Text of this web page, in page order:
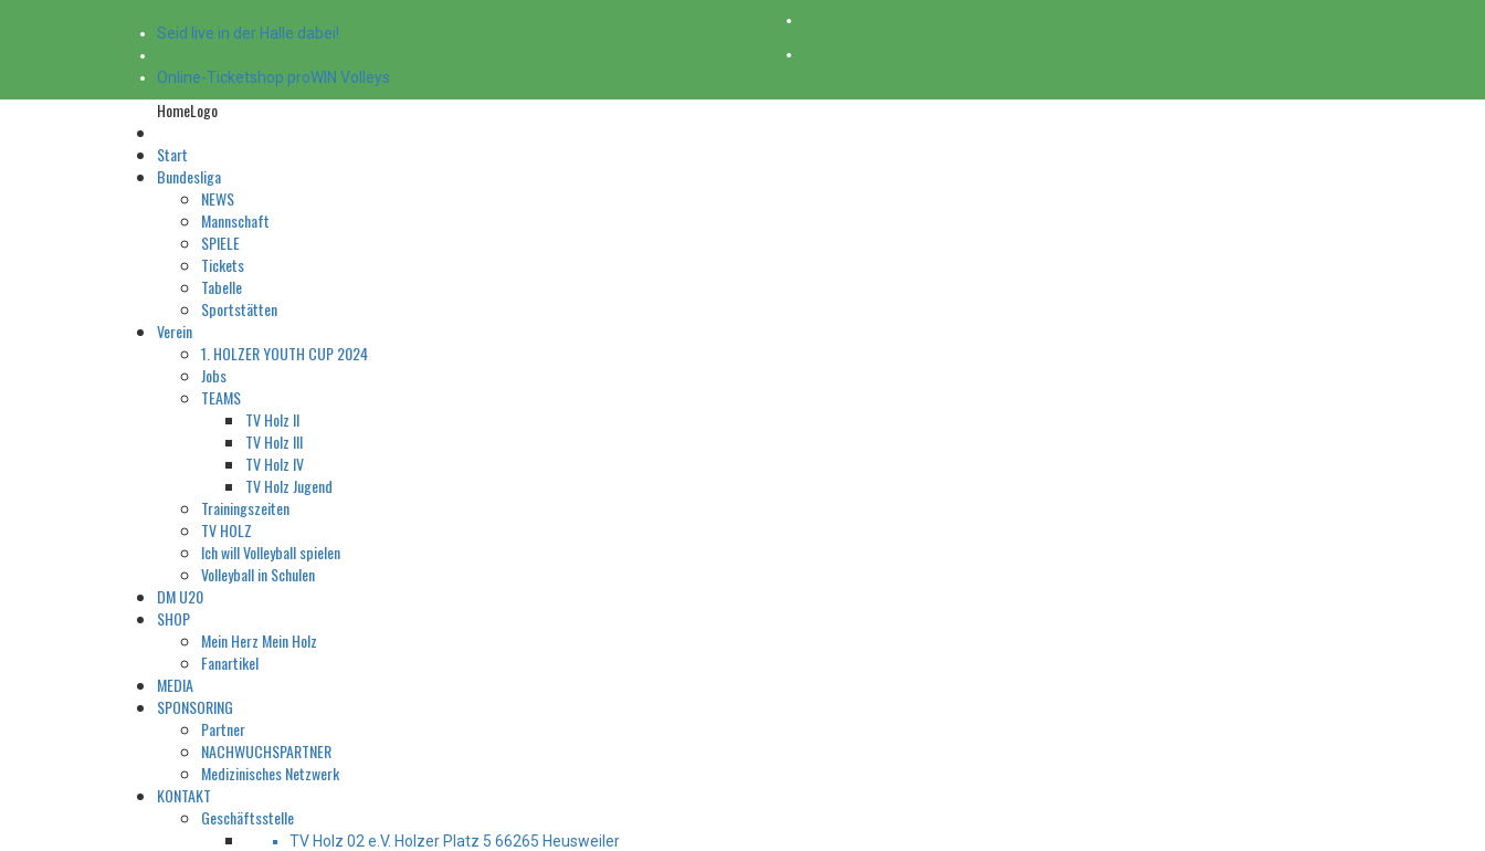
Seid live in der Halle dabei!
Online-Ticketshop proWIN Volleys
HomeLogo
Start
Bundesliga
NEWS
Mannschaft
SPIELE
Tickets
Tabelle
Sportstätten
Verein
1. HOLZER YOUTH CUP 2024
Jobs
TEAMS
TV Holz II
TV Holz III
TV Holz IV
TV Holz Jugend
Trainingszeiten
TV HOLZ
Ich will Volleyball spielen
Volleyball in Schulen
DM U20
SHOP
Mein Herz Mein Holz
Fanartikel
MEDIA
SPONSORING
Partner
NACHWUCHSPARTNER
Medizinisches Netzwerk
KONTAKT
Geschäftsstelle
TV Holz 02 e.V. Holzer Platz 5 66265 Heusweiler